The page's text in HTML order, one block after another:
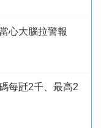
心大腦拉警報
每瓩2千、最高2